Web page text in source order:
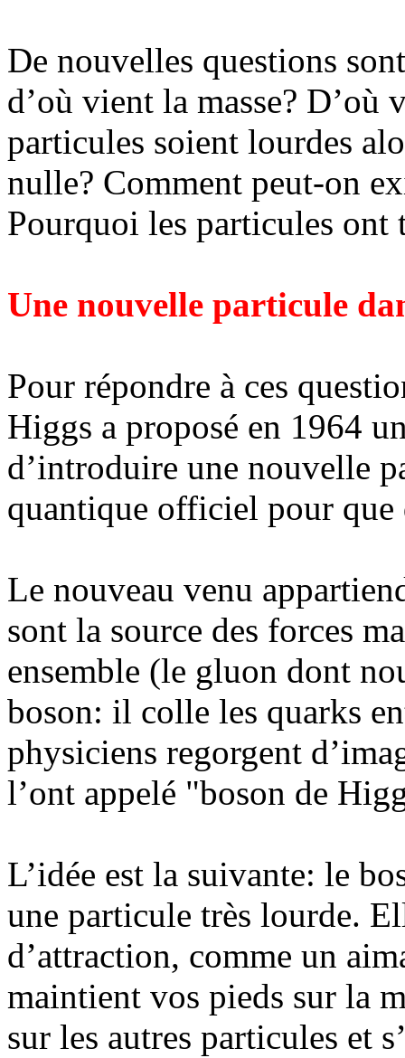
De nouvelles questions
d’où vient la masse? D’où
particules soient lourdes
nulle? Comment peut-on
Pourquoi les particules ont
Une nouvelle particule
Pour répondre à ces
Higgs a proposé en 1964
d’introduire une nouvelle
quantique officiel pour que
Le nouveau venu
sont la source des forces
ensemble (le gluon dont
boson: il colle les quarks
physiciens regorgent
l’ont appelé "boson de
L’idée est la suivante: le
une particule très lourde.
d’attraction, comme un
maintient vos pieds sur la
sur les autres particules et